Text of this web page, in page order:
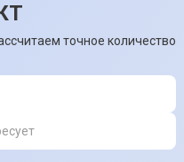
точное количество